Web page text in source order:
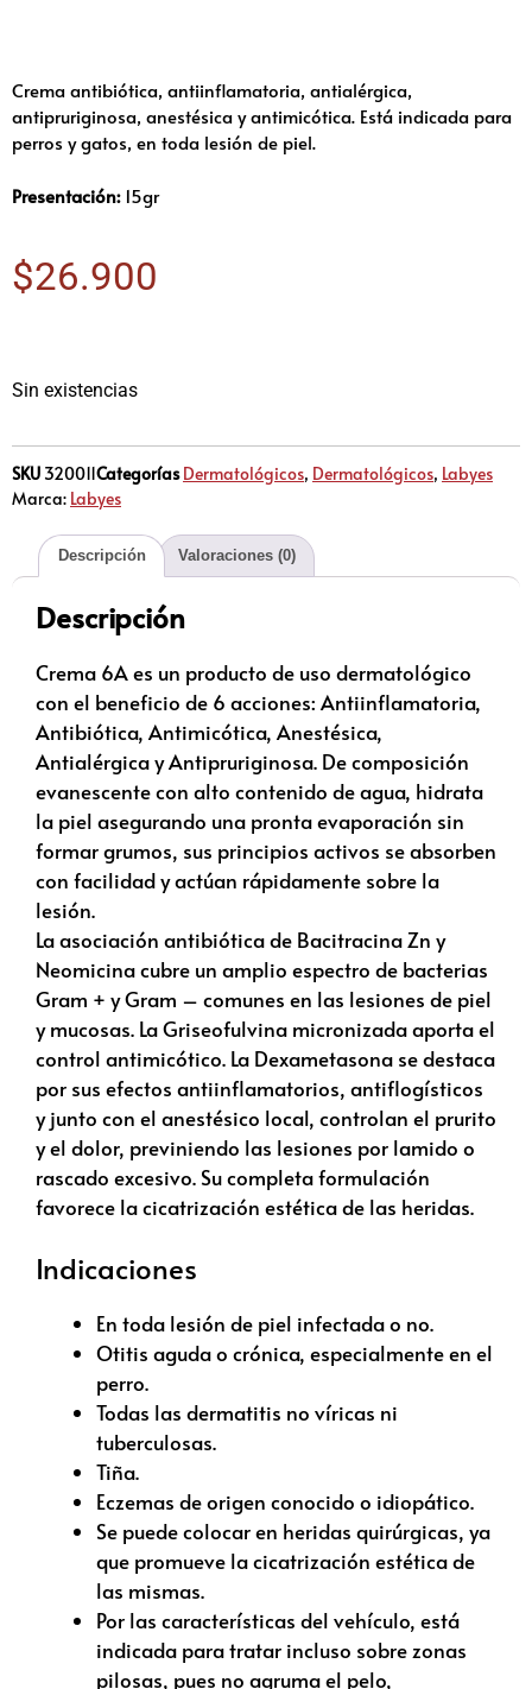
Crema antibiótica, antiinflamatoria, antialérgica,
antipruriginosa, anestésica y antimicótica. Está indicada para
perros y gatos, en toda lesión de piel.
Presentación:15gr
$26.900
Sin existencias
SKU 320011Categorías Dermatológicos, Dermatológicos, Labyes
Marca: Labyes
Descripción Valoraciones (0)
Descripción
Crema 6A es un producto de uso dermatológico
con el beneficio de 6 acciones: Antiinflamatoria,
Antibiótica, Antimicótica, Anestésica,
Antialérgica y Antipruriginosa. De composición
evanescente con alto contenido de agua, hidrata
la piel asegurando una pronta evaporación sin
formar grumos, sus principios activos se absorben
con facilidad y actúan rápidamente sobre la
lesión.
La asociación antibiótica de Bacitracina Zn y
Neomicina cubre un amplio espectro de bacterias
Gram + y Gram – comunes en las lesiones de piel
y mucosas. La Griseofulvina micronizada aporta el
control antimicótico. La Dexametasona se destaca
por sus efectos antiinflamatorios, antiflogísticos
y junto con el anestésico local, controlan el prurito
y el dolor, previniendo las lesiones por lamido o
rascado excesivo. Su completa formulación
favorece la cicatrización estética de las heridas.
Indicaciones
En toda lesión de piel infectada o no.
Otitis aguda o crónica, especialmente en el
perro.
Todas las dermatitis no víricas ni
tuberculosas.
Tiña.
Eczemas de origen conocido o idiopático.
Se puede colocar en heridas quirúrgicas, ya
que promueve la cicatrización estética de
las mismas.
Por las características del vehículo, está
indicada para tratar incluso sobre zonas
pilosas, pues no agruma el pelo,